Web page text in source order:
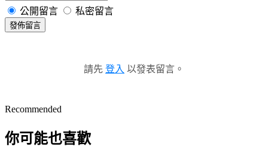
公開留言 私密留言
發佈留言
請先 登入 以發表留言。
Recommended
你可能也喜歡